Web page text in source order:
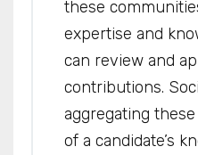
these
expertise and
can review and
contributions.
aggregating
of a candidate’s